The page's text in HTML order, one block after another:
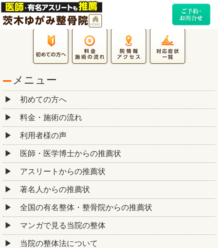
メニュー
初めての方へ
料金・施術の流れ
利用者様の声
医師・医学博士からの推薦状
アスリートからの推薦状
著名人からの推薦状
全国の有名整体・整骨院からの推薦状
マンガで見る当院の整体
当院の整体法について